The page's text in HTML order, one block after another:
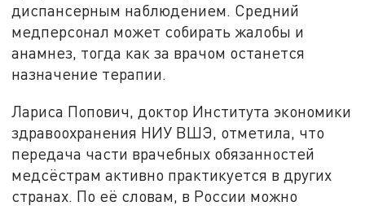
диспансерным наблюдением. Средний
медперсонал может собирать жалобы и
анамнез, тогда как за врачом останется
назначение терапии.
Лариса Попович, доктор Института экономики
здравоохранения НИУ ВШЭ, отметила, что
передача части врачебных обязанностей
медсёстрам активно практикуется в других
странах. По её словам, в России можно